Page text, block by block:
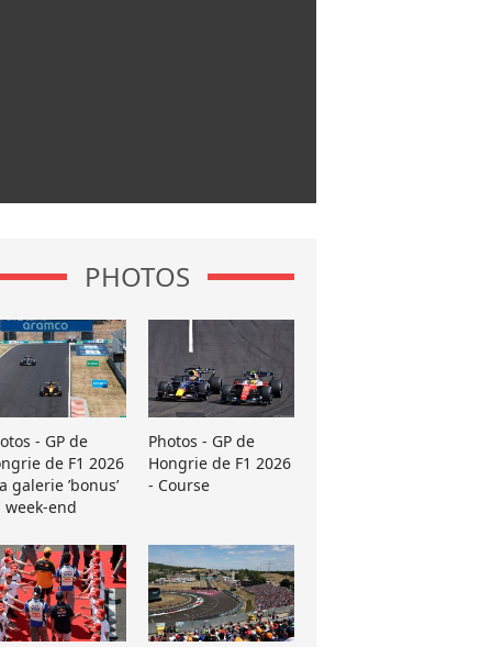
PHOTOS
- GP de
de F1 2026
galerie ’bonus’
week-end
Photos - GP de
Hongrie de F1 2026
- Course